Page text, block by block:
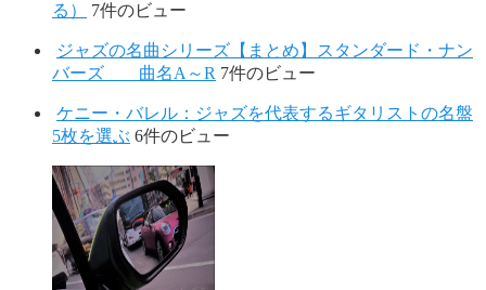
る）
7件のビュー
ジャズの名曲シリーズ【まとめ】スタンダード・ナン
バーズ 曲名A～R 7件のビュー
ケニー・バレル：ジャズを代表するギタリストの名盤
5枚を選ぶ 6件のビュー